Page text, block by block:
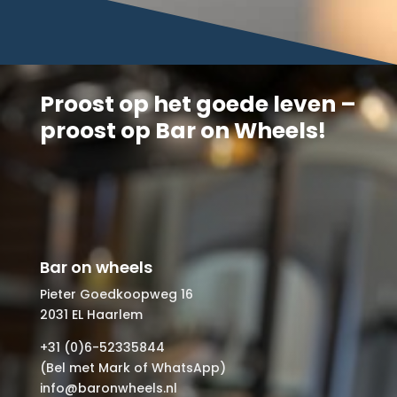
Proost op het goede leven –
proost op Bar on Wheels!
Bar on wheels
Pieter Goedkoopweg 16
2031 EL Haarlem
+31 (0)6-52335844
(Bel met Mark of WhatsApp)
info@baronwheels.nl